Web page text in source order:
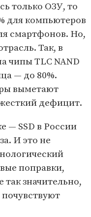
только ОЗУ, то
для компьютеров
смартфонов. Но,
Так, в
чипы TLC NAND
— до 80%.
выметают
дефицит.
— SSD в России
И это не
поправки,
значительно,